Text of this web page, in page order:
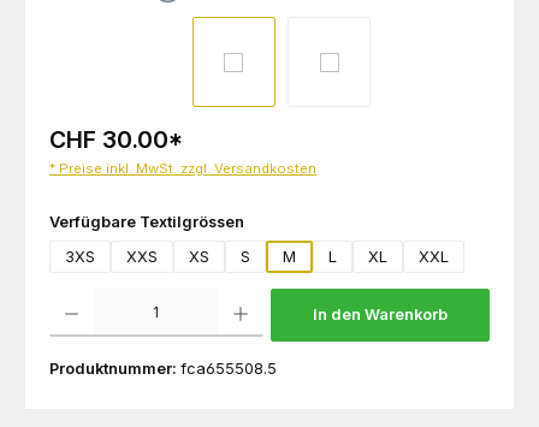
CHF 30.00*
* Preise inkl. MwSt. zzgl. Versandkosten
Verfügbare Textilgrössen
3XS
XXS XS S M L XL XXL
In den Warenkorb
Produktnummer: fca655508.5